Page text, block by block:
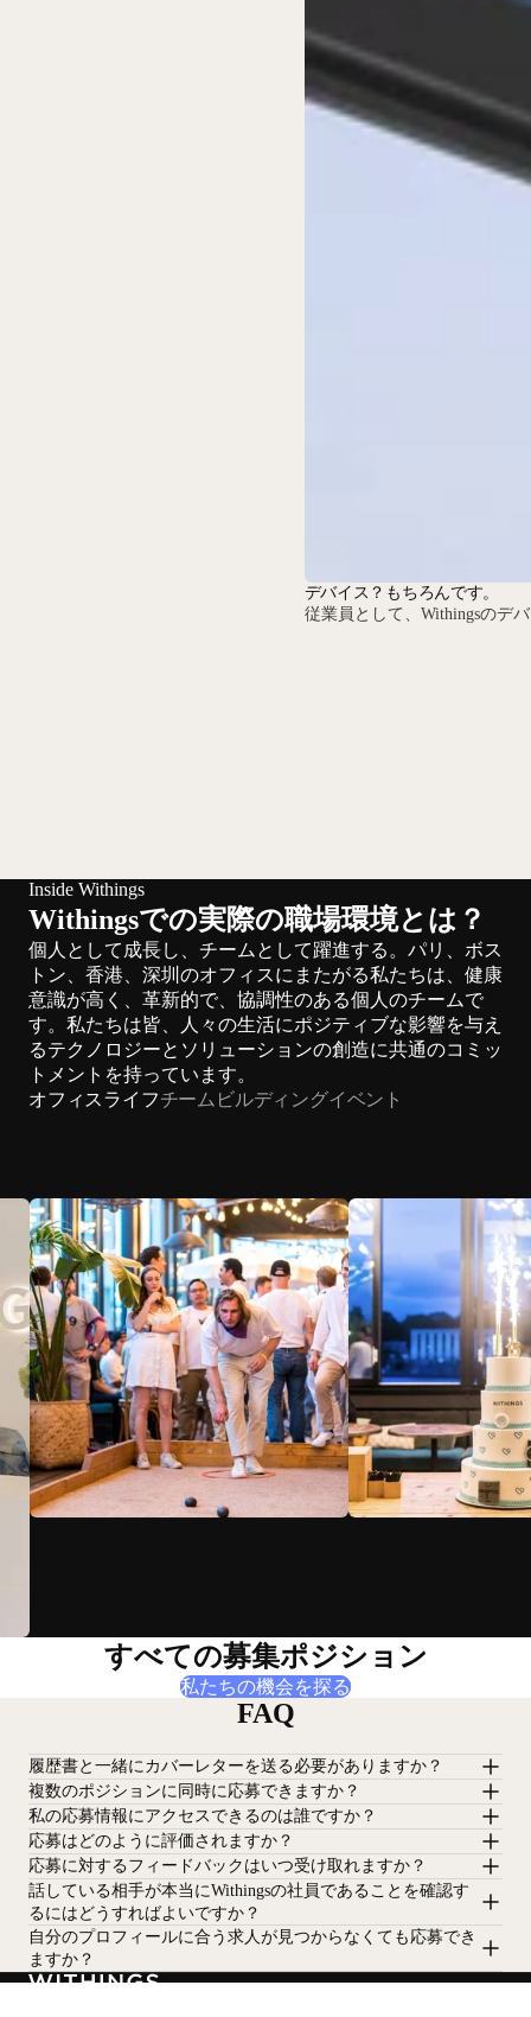
デバイス？もちろんです。
従業員として、Withingsのデ
Inside Withings
Withingsでの実際の職場環境とは？
個人として成長し、チームとして躍進する。パリ、ボス
トン、香港、深圳のオフィスにまたがる私たちは、健康
意識が高く、革新的で、協調性のある個人のチームで
す。私たちは皆、人々の生活にポジティブな影響を与え
るテクノロジーとソリューションの創造に共通のコミッ
トメントを持っています。
オフィスライフチームビルディングイベント
すべての募集ポジション
私たちの機会を探る
FAQ
履歴書と一緒にカバーレターを送る必要がありますか？
複数のポジションに同時に応募できますか？
私の応募情報にアクセスできるのは誰ですか？
応募はどのように評価されますか？
応募に対するフィードバックはいつ受け取れますか？
話している相手が本当にWithingsの社員であることを確認す
るにはどうすればよいですか？
自分のプロフィールに合う求人が見つからなくても応募でき
ますか？